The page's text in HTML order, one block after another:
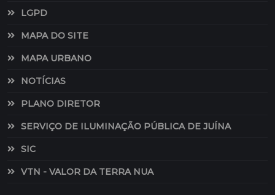
LGPD
MAPA DO SITE
MAPA URBANO
NOTÍCIAS
PLANO DIRETOR
SERVIÇO DE ILUMINAÇÃO PÚBLICA DE JUÍNA
SIC
VTN - VALOR DA TERRA NUA